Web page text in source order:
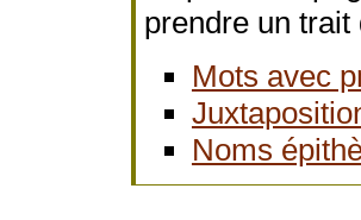
prendre un
Mots avec
Noms